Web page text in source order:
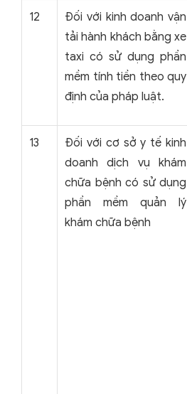
12
Đối với kinh doanh vận
tải hành khách bằng xe
taxi có sử dụng phần
mềm tính tiền theo quy
định của pháp luật.
13
Đối với cơ sở y tế kinh
doanh dịch vụ khám
chữa bệnh có sử dụng
phần mềm quản lý
khám chữa bệnh